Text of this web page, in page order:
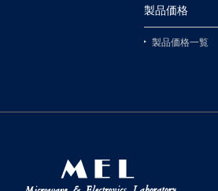
製品価格
製品価格一覧